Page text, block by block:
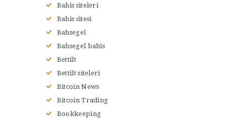
RENSEIGNEMENTS
TERMES DU JUDO
Bahis siteleri
Bahis sitesi
Bahsegel
Bahsegel bahis
Bettilt
Bettilt siteleri
Bitcoin News
Bitcoin Trading
Bookkeeping